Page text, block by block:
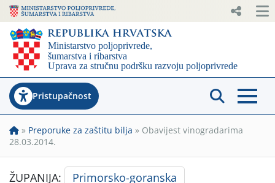
Pristupačnost
» Preporuke za zaštitu bilja » Obavijest vinogradarima
28.03.2014.
ŽUPANIJA: Primorsko-goranska